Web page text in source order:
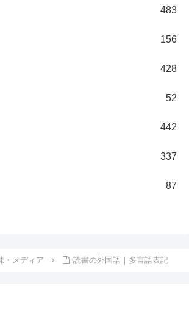
483
156
428
52
442
337
87
・メディア 読書の外国語｜多言語表記